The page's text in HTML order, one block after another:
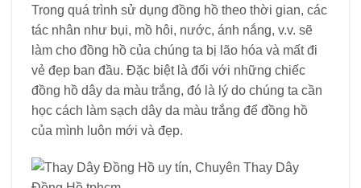
Trong quá trình sử dụng đồng hồ theo thời gian, các
tác nhân như bụi, mồ hôi, nước, ánh nắng, v.v. sẽ
làm cho đồng hồ của chúng ta bị lão hóa và mất đi
vẻ đẹp ban đầu. Đặc biệt là đối với những chiếc
đồng hồ dây da màu trắng, đó là lý do chúng ta cần
học cách làm sạch dây da màu trắng để đồng hồ
của mình luôn mới và đẹp.